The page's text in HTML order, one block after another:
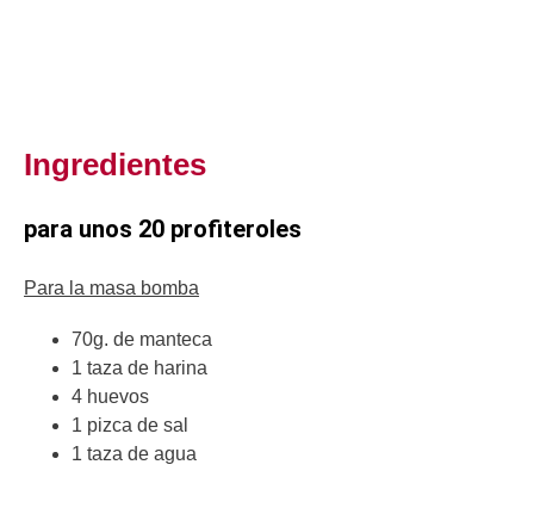
Ingredientes
para unos 20 profiteroles
Para la masa bomba
70g. de manteca
1 taza de harina
4 huevos
1 pizca de sal
1 taza de agua